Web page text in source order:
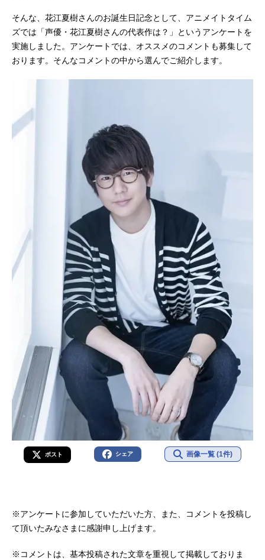
そんな、花江夏樹さんのお誕生日記念として、アニメイトタイム
ズでは「声優・花江夏樹さんの代表作は？」というアンケートを
実施しました。アンケートでは、オススメのコメントも募集して
おります。そんなコメントの中から選んでご紹介します。
ポスト シェア 画像一覧 (1件)
※アンケートに参加していただいた方、また、コメントを投稿し
て頂いたみなさまに感謝申し上げます。
※コメントは、基本投稿された文章を重視して掲載しておりま